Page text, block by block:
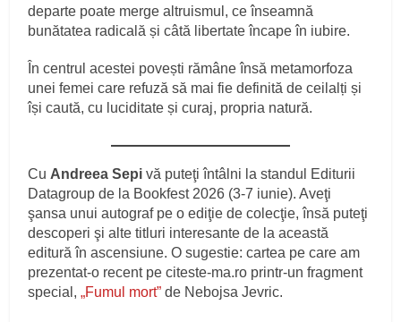
departe poate merge altruismul, ce înseamnă
bunătatea radicală și câtă libertate încape în iubire.
În centrul acestei povești rămâne însă metamorfoza
unei femei care refuză să mai fie definită de ceilalți și
își caută, cu luciditate și curaj, propria natură.
Cu Andreea Sepivă puteţi întâlni la standul Editurii
Datagroup de la Bookfest 2026 (3-7 iunie). Aveţi
şansa unui autograf pe o ediţie de colecţie, însă puteţi
descoperi şi alte titluri interesante de la această
editură în ascensiune. O sugestie: cartea pe care am
prezentat-o recent pe citeste-ma.ro printr-un fragment
special,„Fumul mort”de Nebojsa Jevric.